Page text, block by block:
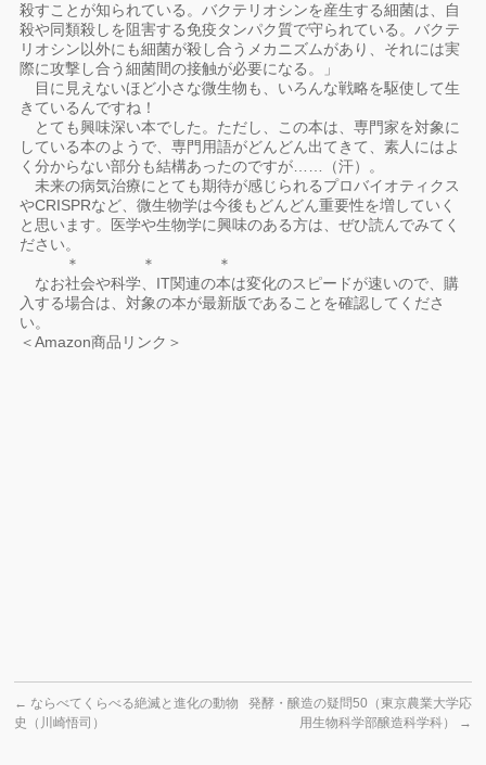
殺すことが知られている。バクテリオシンを産生する細菌は、自
殺や同類殺しを阻害する免疫タンパク質で守られている。バクテ
リオシン以外にも細菌が殺し合うメカニズムがあり、それには実
際に攻撃し合う細菌間の接触が必要になる。」
目に見えないほど小さな微生物も、いろんな戦略を駆使して生
きているんですね！
とても興味深い本でした。ただし、この本は、専門家を対象に
している本のようで、専門用語がどんどん出てきて、素人にはよ
く分からない部分も結構あったのですが……（汗）。
未来の病気治療にとても期待が感じられるプロバイオティクス
やCRISPRなど、微生物学は今後もどんどん重要性を増していく
と思います。医学や生物学に興味のある方は、ぜひ読んでみてく
ださい。
＊ ＊ ＊
なお社会や科学、IT関連の本は変化のスピードが速いので、購
入する場合は、対象の本が最新版であることを確認してくださ
い。
＜Amazon商品リンク＞
← ならべてくらべる絶滅と進化の動物
史（川崎悟司）
発酵・醸造の疑問50（東京農業大学応
用生物科学部醸造科学科）
→